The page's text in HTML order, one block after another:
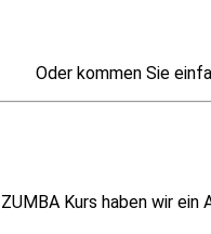
Oder kommen Sie
Kurs haben wir